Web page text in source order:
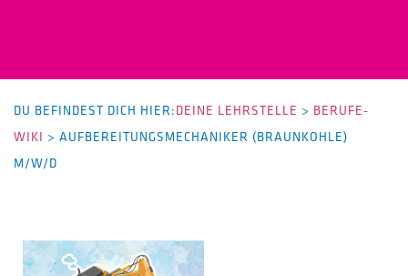
DU BEFINDEST DICH HIER:DEINE LEHRSTELLE > BERUFE-
WIKI > AUFBEREITUNGSMECHANIKER (BRAUNKOHLE)
M/W/D